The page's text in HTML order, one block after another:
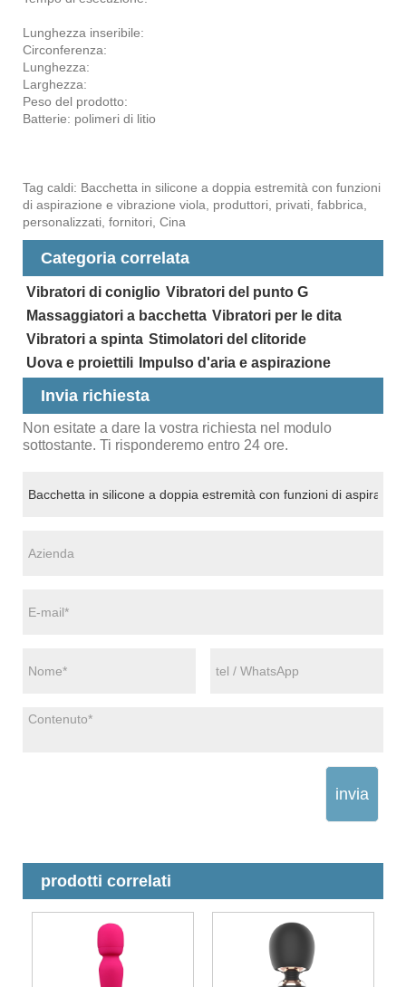
Lunghezza inseribile:
Circonferenza:
Lunghezza:
Larghezza:
Peso del prodotto:
Batterie: polimeri di litio
Tag caldi: Bacchetta in silicone a doppia estremità con funzioni
di aspirazione e vibrazione viola, produttori, privati, fabbrica,
personalizzati, fornitori, Cina
Categoria correlata
Vibratori di coniglio Vibratori del punto G
Massaggiatori a bacchetta Vibratori per le dita
Vibratori a spinta Stimolatori del clitoride
Uova e proiettili
Impulso d'aria e aspirazione
Invia richiesta
Non esitate a dare la vostra richiesta nel modulo
sottostante. Ti risponderemo entro 24 ore.
invia
prodotti correlati